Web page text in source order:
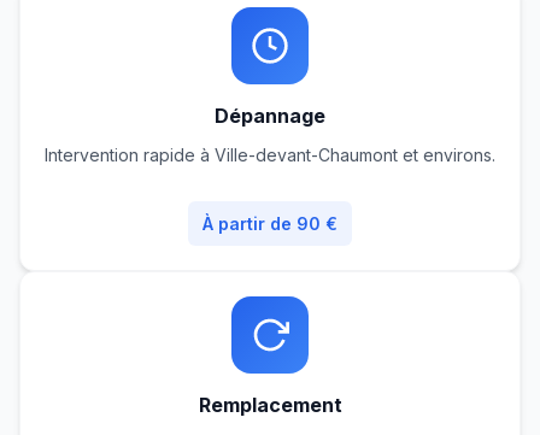
Dépannage
Intervention rapide à Ville-devant-Chaumont et environs.
À partir de 90 €
Remplacement